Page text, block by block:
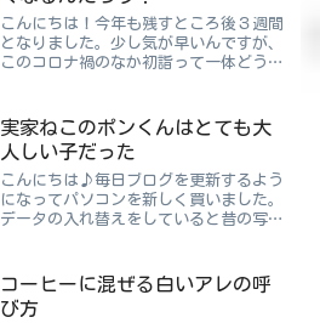
こんにちは！今年も残すところ後３週間
となりました。少し気が早いんですが、
このコロナ禍のなか初詣って一体どうな
ってても控えめにされていたと記憶して
います。今回もしやっていた...
実家ねこのポンくんはとても大
人しい子だった
こんにちは♪毎日ブログを更新するよう
になってパソコンを新しく買いました。
データの入れ替えをしていると昔の写真
出される記憶・・・いろんな所に行った
なぁ😀また旅行行きたいけど...
コーヒーに混ぜる白いアレの呼
び方